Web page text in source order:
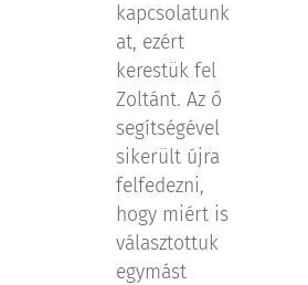
kapcsolatunk
at, ezért
kerestük fel
Zoltánt. Az ő
segítségével
sikerült újra
felfedezni,
hogy miért is
választottuk
egymást